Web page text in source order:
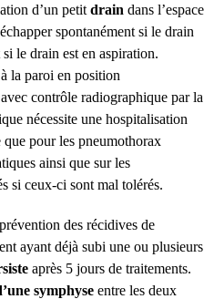
d’un petit drain dans l’espace
spontanément si le drain
le drain est en aspiration.
la paroi en position
contrôle radiographique par la
nécessite une hospitalisation
que pour les pneumothorax
ainsi que sur les
si ceux-ci sont mal tolérés.
des récidives de
ayant déjà subi une ou plusieurs
après 5 jours de traitements.
symphyse entre les deux